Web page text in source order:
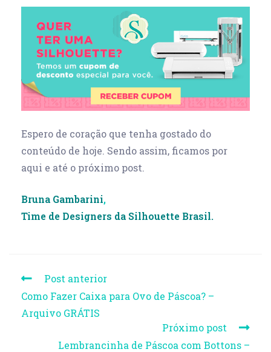
Espero de coração que tenha gostado do
conteúdo de hoje. Sendo assim, ficamos por
aqui e até o próximo post.
Bruna Gambarini,
Time de Designers da Silhouette Brasil.
Post anterior
Como Fazer Caixa para Ovo de Páscoa? –
Arquivo GRÁTIS
Próximo post
Lembrancinha de Páscoa com Bottons –